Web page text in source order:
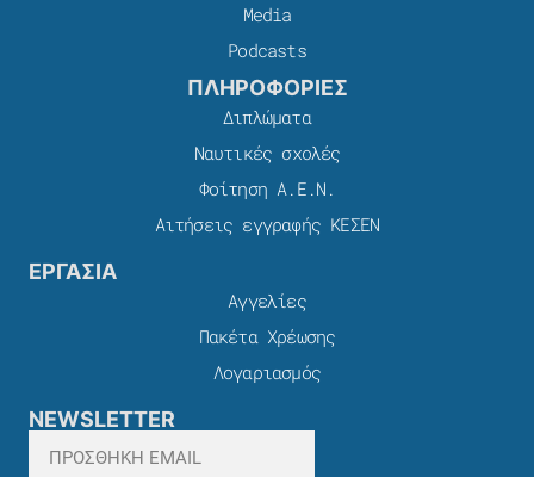
Media
Podcasts
ΠΛΗΡΟΦΟΡΙΕΣ
Διπλώματα
Ναυτικές σχολές
Φοίτηση Α.Ε.Ν.
Αιτήσεις εγγραφής ΚΕΣΕΝ
ΕΡΓΑΣΙΑ
Αγγελίες
Πακέτα Χρέωσης​
Λογαριασμός
NEWSLETTER